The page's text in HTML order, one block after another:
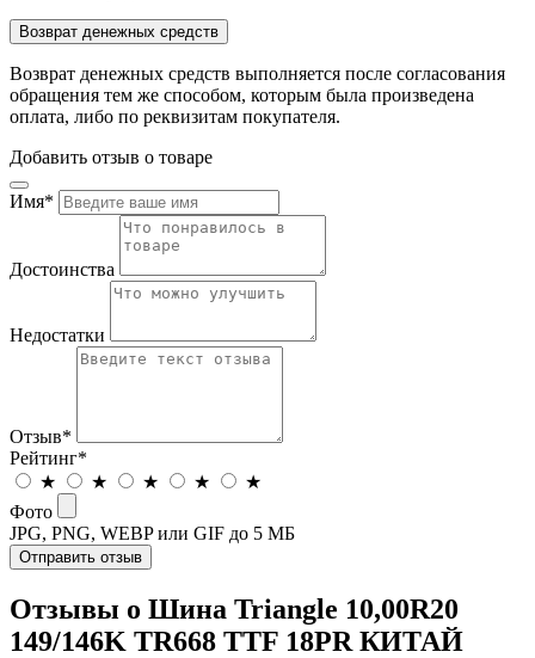
Возврат денежных средств
Возврат денежных средств выполняется после согласования
обращения тем же способом, которым была произведена
оплата, либо по реквизитам покупателя.
Добавить отзыв о товаре
Имя*
Достоинства
Недостатки
Отзыв*
Рейтинг*
★
★ ★ ★
★
Фото
JPG, PNG, WEBP или GIF до 5 МБ
Отправить отзыв
Отзывы о Шина Triangle 10,00R20
149/146K TR668 TTF 18PR КИТАЙ